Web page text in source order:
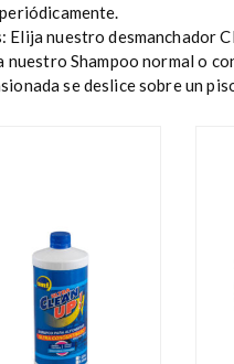
Elija nuestro desmanchador
Shampoo normal o
se deslice sobre un